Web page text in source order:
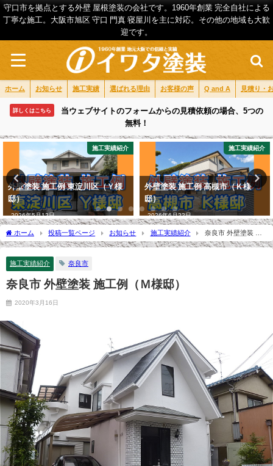
守口市を拠点とする外壁 屋根塗装の会社です。1960年創業 完全自社による
丁寧な施工。大阪市旭区 守口 門真 寝屋川を主に対応。その他の地域も大歓
迎です。
ホーム お知らせ 施工実績 選ばれる理由 お客様の声 Q and A 見積り・
詳しくはこちら
当ウェブサイトのフォームからの見積依頼の場合、5つの
無料！
施工実績紹介
川区（Ｙ様
外壁塗装 施工例 高槻市（Ｋ様
邸）
2026年6月22日
お客様の声 旭区（
2026年4月25日
ホーム 投稿一覧ページ お知らせ 施工実績紹介
奈良市 外壁塗装 施
工例（Ｍ様邸）
施工実績紹介 奈良市
奈良市 外壁塗装 施工例（Ｍ様邸）
2020年3月16日